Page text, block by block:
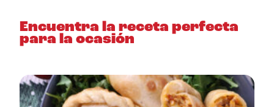
Encuentra la receta perfecta
para la ocasión